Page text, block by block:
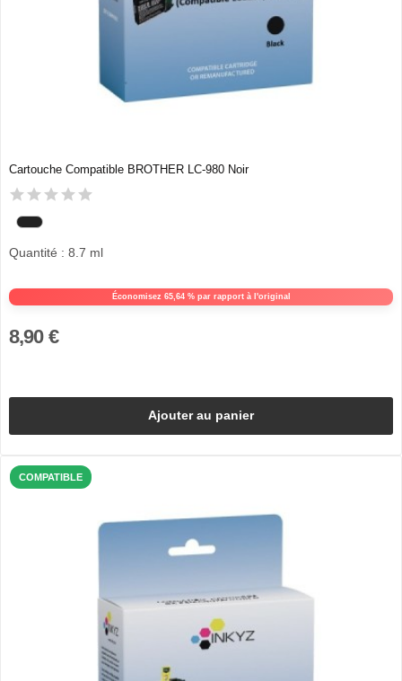
Cartouche Compatible BROTHER LC-980 Noir
Économisez 65,64 % par rapport à l'original
Quantité : 8.7 ml
8,90 €
Ajouter au panier
COMPATIBLE